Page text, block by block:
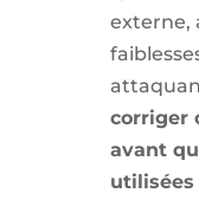
externe,
corriger
avant
utilisées